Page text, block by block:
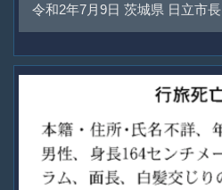
令和2年7月9日 茨城県 日立市長